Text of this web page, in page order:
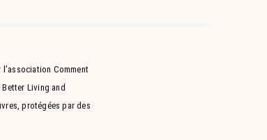
Comment
Living and
protégées par des